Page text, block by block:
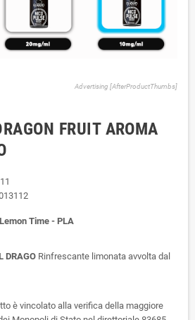
Advertising [AfterProductThumbs]
FRUIT AROMA
Time - PLA
DRAGO Rinfrescante limonata avvolta dal
è vincolato alla verifica della maggiore